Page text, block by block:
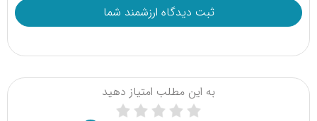
به این مطلب امتیاز دهید